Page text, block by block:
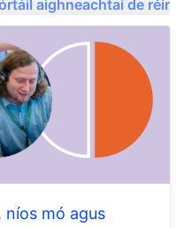
aighneachtaí de réir
níos mó agus